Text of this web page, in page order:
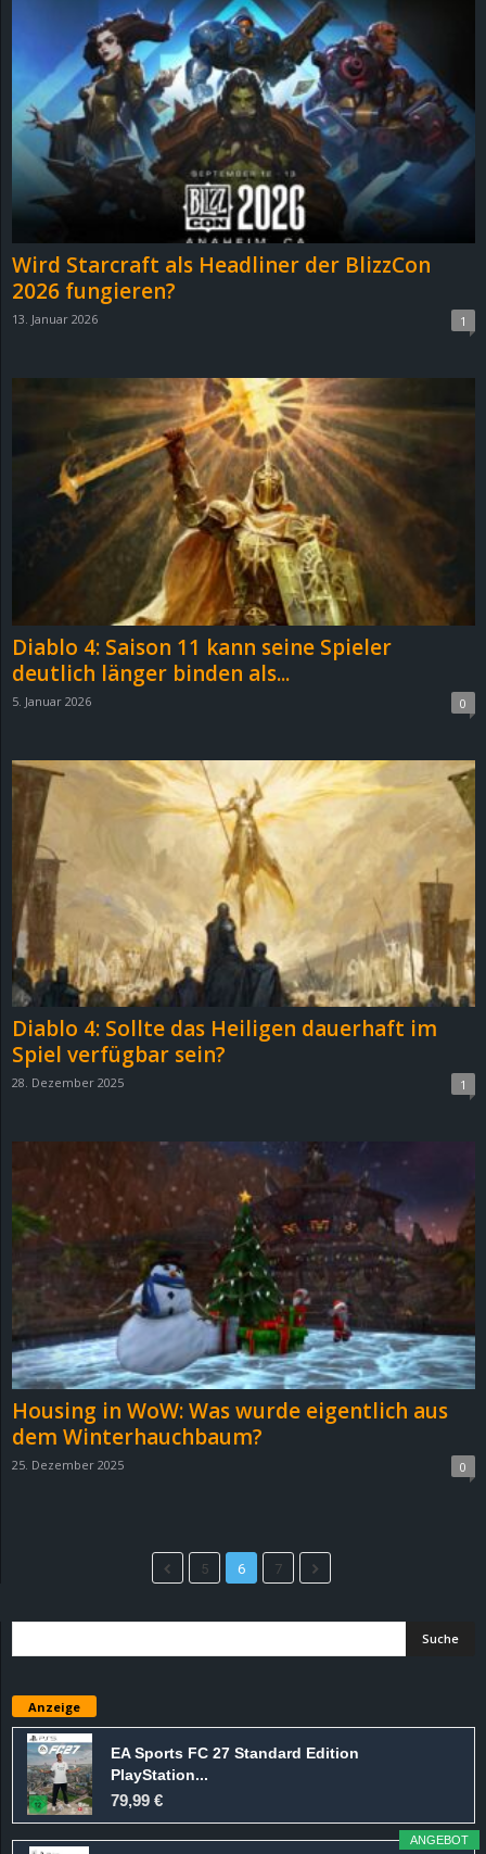
Wird Starcraft als Headliner der BlizzCon
2026 fungieren?
13. Januar 2026 1
Diablo 4: Saison 11 kann seine Spieler
deutlich länger binden als...
5. Januar 2026 0
Diablo 4: Sollte das Heiligen dauerhaft im
Spiel verfügbar sein?
28. Dezember 2025 1
Housing in WoW: Was wurde eigentlich aus
dem Winterhauchbaum?
25. Dezember 2025 0
5 6 7
Anzeige
EA Sports FC 27 Standard Edition
PlayStation...
79,99 €
ANGEBOT